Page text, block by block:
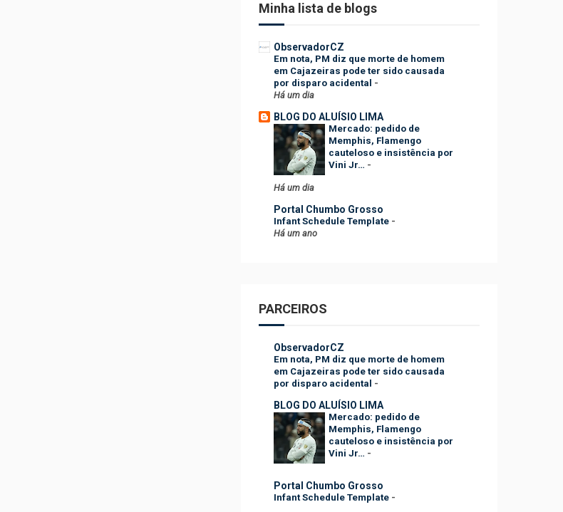
Minha lista de blogs
ObservadorCZ
Em nota, PM diz que morte de homem
em Cajazeiras pode ter sido causada
por disparo acidental -
Há um dia
BLOG DO ALUÍSIO LIMA
Mercado: pedido de
Memphis, Flamengo
cauteloso e insistência por
Vini Jr… -
Há um dia
Portal Chumbo Grosso
Infant Schedule Template -
Há um ano
PARCEIROS
ObservadorCZ
Em nota, PM diz que morte de homem
em Cajazeiras pode ter sido causada
por disparo acidental -
BLOG DO ALUÍSIO LIMA
Mercado: pedido de
Memphis, Flamengo
cauteloso e insistência por
Vini Jr… -
Portal Chumbo Grosso
Infant Schedule Template -